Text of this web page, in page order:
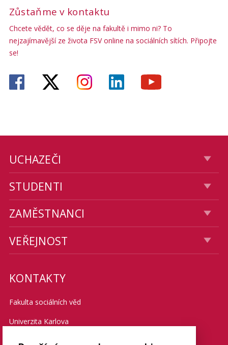
Zůstaňme v kontaktu
Chcete vědět, co se děje na fakultě i mimo ni? To
nejzajímavější ze života FSV online na sociálních sítích. Připojte
se!
UCHAZEČI
STUDENTI
ZAMĚSTNANCI
VEŘEJNOST
KONTAKTY
Fakulta sociálních věd
Univerzita Karlova
Smetanovo nábřeží 6